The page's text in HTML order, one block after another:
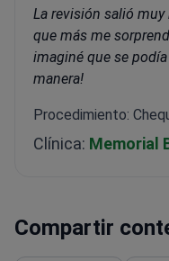
La revisión salió
que más me
imaginé que se
manera!
Procedimiento:
Clínica: Memorial
Compartir